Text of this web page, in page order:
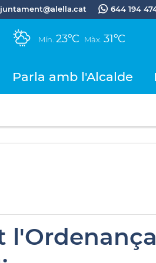
644 194
Mín. 23ºC Màx. 31ºC
Parla amb l'Alcalde